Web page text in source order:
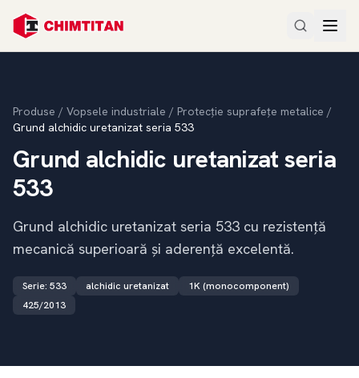
Produse / Vopsele industriale / Protecție suprafețe metalice /
Grund alchidic uretanizat seria 533
Grund alchidic uretanizat seria
533
Grund alchidic uretanizat seria 533 cu rezistență
mecanică superioară și aderență excelentă.
Serie: 533 alchidic uretanizat
1K (monocomponent)
425/2013